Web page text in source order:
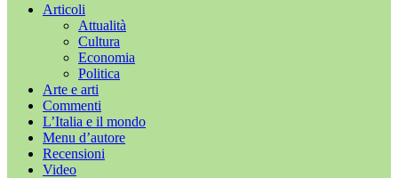
Menu
cerca
Menu
Articoli
Attualità
Cultura
Economia
Politica
Arte e arti
Commenti
L’Italia e il mondo
Menu d’autore
Recensioni
Video